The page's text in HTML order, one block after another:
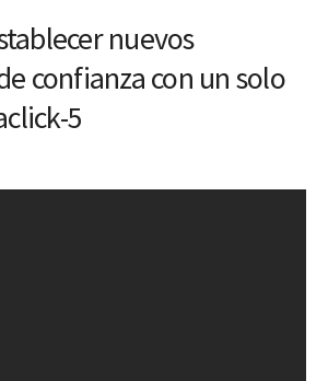
nuevos
confianza con un solo
5